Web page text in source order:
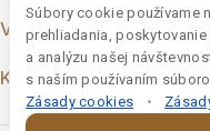
Výber z e-shopu
Kontakt
Súbory cookie používame
prehliadania,
a analýzu našej
s naším používaním
Zásady cookies
•